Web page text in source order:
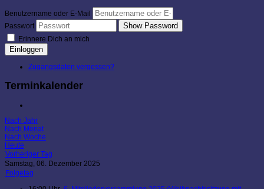
Benutzername oder E-Mail
Passwort
Show Password
Erinnere Dich an mich
Einloggen
Zugangsdaten vergessen?
Terminkalender
Nach Jahr
Nach Monat
Nach Woche
Heute
Vorheriger Tag
Samstag, 06. Dezember 2025
Folgetag